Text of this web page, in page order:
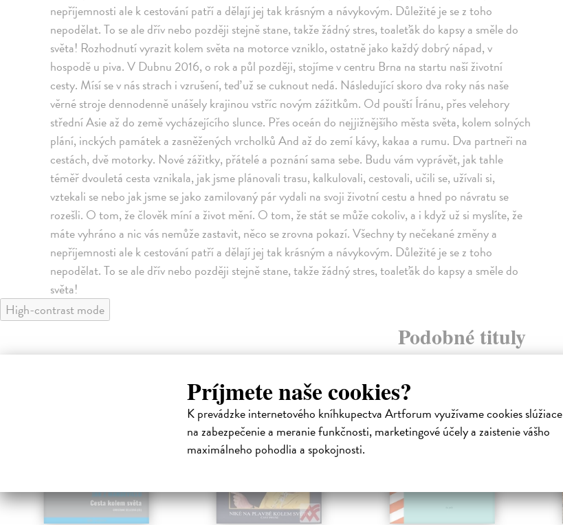
Príjmete naše cookies?
K prevádzke internetového kníhkupectva Artforum využívame cookies slúžiace
na zabezpečenie a meranie funkčnosti, marketingové účely a zaistenie vášho
maximálneho pohodlia a spokojnosti.
nepříjemnosti ale k cestování patří a dělají jej tak krásným a návykovým. Důležité je se z toho
nepodělat. To se ale dřív nebo později stejně stane, takže žádný stres, toaleťák do kapsy a směle do
světa! Rozhodnutí vyrazit kolem světa na motorce vzniklo, ostatně jako každý dobrý nápad, v
hospodě u piva. V Dubnu 2016, o rok a půl později, stojíme v centru Brna na startu naší životní
cesty. Mísí se v nás strach i vzrušení, teď už se cuknout nedá. Následující skoro dva roky nás naše
věrné stroje dennodenně unášely krajinou vstříc novým zážitkům. Od pouští Íránu, přes velehory
střední Asie až do země vycházejícího slunce. Přes oceán do nejjižnějšího města světa, kolem solných
plání, inckých památek a zasněžených vrcholků And až do zemí kávy, kakaa a rumu. Dva partneři na
cestách, dvě motorky. Nové zážitky, přátelé a poznání sama sebe. Budu vám vyprávět, jak tahle
téměř dvouletá cesta vznikala, jak jsme plánovali trasu, kalkulovali, cestovali, učili se, užívali si,
vztekali se nebo jak jsme se jako zamilovaný pár vydali na svoji životní cestu a hned po návratu se
rozešli. O tom, že člověk míní a život mění. O tom, že stát se může cokoliv, a i když už si myslíte, že
máte vyhráno a nic vás nemůže zastavit, něco se zrovna pokazí. Všechny ty nečekané změny a
nepříjemnosti ale k cestování patří a dělají jej tak krásným a návykovým. Důležité je se z toho
nepodělat. To se ale dřív nebo později stejně stane, takže žádný stres, toaleťák do kapsy a směle do
světa!
High-contrast mode
Podobné tituly